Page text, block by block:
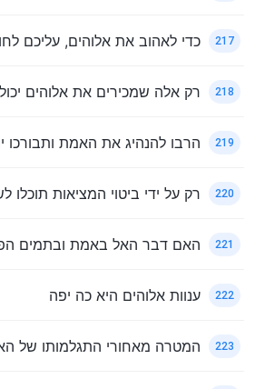
217 כדי לאהוב את אלוהים, עליכם
218 רק אלה שמכירים את אלוהים
219 הרבו להנהיג את האמת ותבורכו
220 רק על ידי ביטוי המציאות תוכלו
221 האם דבר האל באמת ובתמים
222 ענוות אלוהים היא כה יפה
223 המטרה מאחורי התגלמותו של